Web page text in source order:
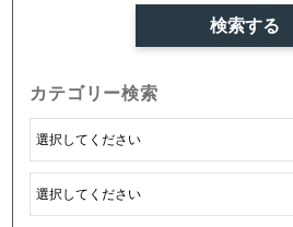
カテゴリー検索